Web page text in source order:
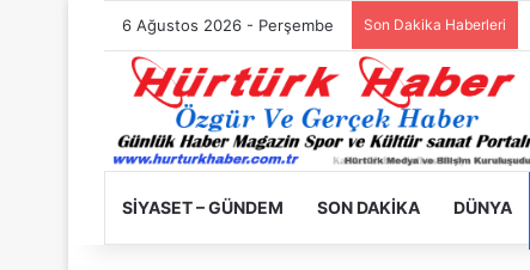
6 Ağustos 2026 - Perşembe Son Dakika Haberleri
SIYASET – GÜNDEM SON DAKIKA DÜNYA